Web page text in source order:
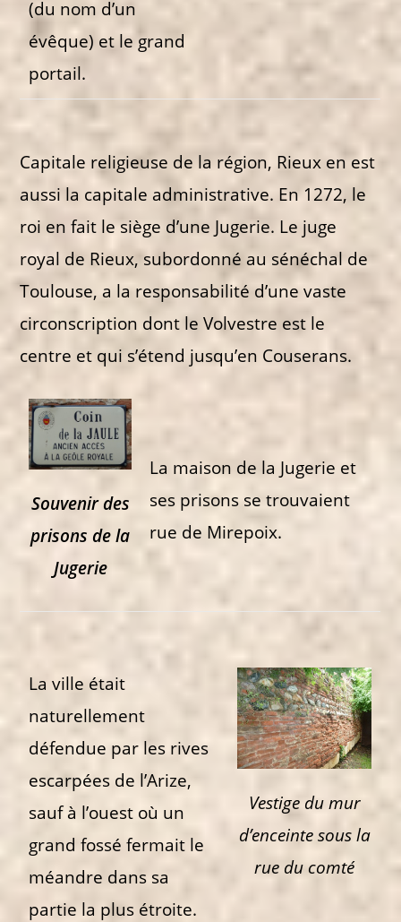
(du nom d’un
évêque) et le grand
portail.
Capitale religieuse de la région, Rieux en est
aussi la capitale administrative. En 1272, le
roi en fait le siège d’une Jugerie. Le juge
royal de Rieux, subordonné au sénéchal de
Toulouse, a la responsabilité d’une vaste
circonscription dont le Volvestre est le
centre et qui s’étend jusqu’en Couserans.
Souvenir des
prisons de la
Jugerie
La maison de la Jugerie et
ses prisons se trouvaient
rue de Mirepoix.
La ville était
naturellement
défendue par les rives
escarpées de l’Arize,
sauf à l’ouest où un
grand fossé fermait le
méandre dans sa
partie la plus étroite.
Vestige du mur
d’enceinte sous la
rue du comté